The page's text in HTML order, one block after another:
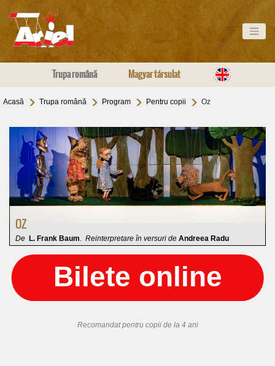
Trupa română Magyar társulat
Acasă Trupa română Program Pentru copii Oz
OZ
De L. Frank Baum Reinterpretare în versuri de Andreea Radu
Recomandat pentru copii de la 4 ani